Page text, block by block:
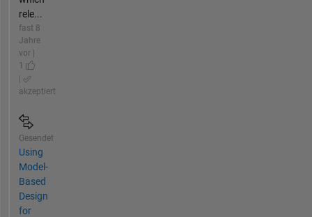
rele...
fast 8
Jahre
vor |
1
akzeptiert
Gesendet
Using
Model-
Based
Design
for